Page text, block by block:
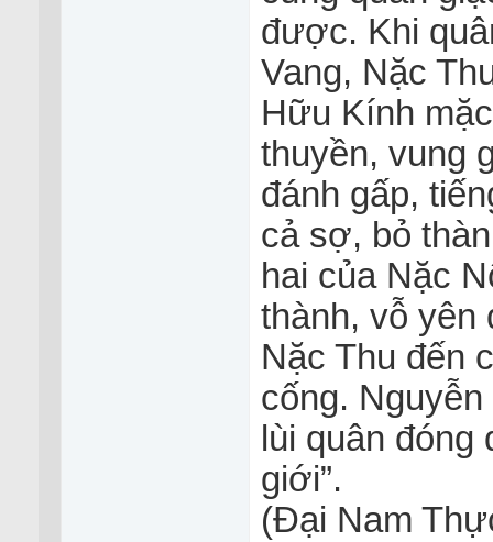
được. Khi
Vang, Nặc
Hữu Kính
thuyền, vung
đánh gấp,
cả sợ, bỏ
hai của Nặc
thành, vỗ yên
Nặc Thu đến
cống.
lùi quân
giới”.
(Đại Nam